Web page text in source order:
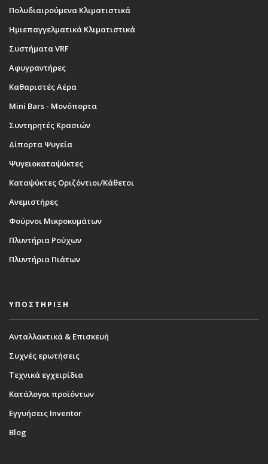
Πολυδιαιρούμενα Κλιματιστικά
Ημιεπαγγελματικά Κλιματιστικά
Συστήματα VRF
Αφυγραντήρες
Καθαριστές Αέρα
Mini Bars - Μονόπορτα
Συντηρητές Κρασιών
Δίπορτα Ψυγεία
Ψυγειοκαταψύκτες
Καταψύκτες Οριζόντιοι/Κάθετοι
Ανεμιστήρες
Φούρνοι Μικροκυμάτων
Πλυντήρια Ρούχων
Πλυντήρια Πιάτων
ΥΠΟΣΤΗΡΙΞΗ
Ανταλλακτικά & Επισκευή
Συχνές ερωτήσεις
Τεχνικά εγχειρίδια
Κατάλογοι προϊόντων
Εγγυήσεις Inventor
Blog